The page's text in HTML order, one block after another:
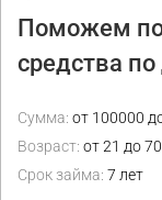
Поможем
средства
Сумма: от 100000
Возраст: от 21 до 70
Срок займа: 7 лет